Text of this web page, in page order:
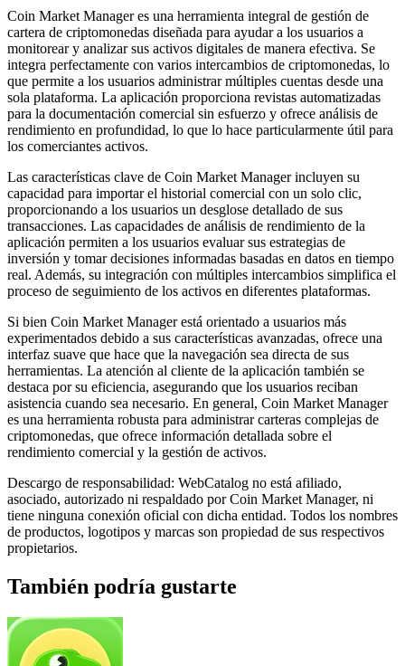
Coin Market Manager es una herramienta integral de gestión de
cartera de criptomonedas diseñada para ayudar a los usuarios a
monitorear y analizar sus activos digitales de manera efectiva. Se
integra perfectamente con varios intercambios de criptomonedas, lo
que permite a los usuarios administrar múltiples cuentas desde una
sola plataforma. La aplicación proporciona revistas automatizadas
para la documentación comercial sin esfuerzo y ofrece análisis de
rendimiento en profundidad, lo que lo hace particularmente útil para
los comerciantes activos.
Las características clave de Coin Market Manager incluyen su
capacidad para importar el historial comercial con un solo clic,
proporcionando a los usuarios un desglose detallado de sus
transacciones. Las capacidades de análisis de rendimiento de la
aplicación permiten a los usuarios evaluar sus estrategias de
inversión y tomar decisiones informadas basadas en datos en tiempo
real. Además, su integración con múltiples intercambios simplifica el
proceso de seguimiento de los activos en diferentes plataformas.
Si bien Coin Market Manager está orientado a usuarios más
experimentados debido a sus características avanzadas, ofrece una
interfaz suave que hace que la navegación sea directa de sus
herramientas. La atención al cliente de la aplicación también se
destaca por su eficiencia, asegurando que los usuarios reciban
asistencia cuando sea necesario. En general, Coin Market Manager
es una herramienta robusta para administrar carteras complejas de
criptomonedas, que ofrece información detallada sobre el
rendimiento comercial y la gestión de activos.
Descargo de responsabilidad: WebCatalog no está afiliado,
asociado, autorizado ni respaldado por Coin Market Manager, ni
tiene ninguna conexión oficial con dicha entidad. Todos los nombres
de productos, logotipos y marcas son propiedad de sus respectivos
propietarios.
También podría gustarte